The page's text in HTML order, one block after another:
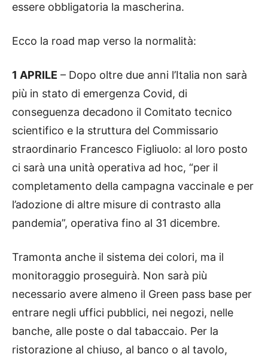
essere obbligatoria la mascherina.
Ecco la road map verso la normalità:
1 APRILE – Dopo oltre due anni l’Italia non sarà
più in stato di emergenza Covid, di
conseguenza decadono il Comitato tecnico
scientifico e la struttura del Commissario
straordinario Francesco Figliuolo: al loro posto
ci sarà una unità operativa ad hoc, “per il
completamento della campagna vaccinale e per
l’adozione di altre misure di contrasto alla
pandemia”, operativa fino al 31 dicembre.
Tramonta anche il sistema dei colori, ma il
monitoraggio proseguirà. Non sarà più
necessario avere almeno il Green pass base per
entrare negli uffici pubblici, nei negozi, nelle
banche, alle poste o dal tabaccaio. Per la
ristorazione al chiuso, al banco o al tavolo,